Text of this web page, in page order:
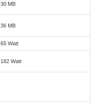
30 MB
36 MB
65 Watt
182 Watt